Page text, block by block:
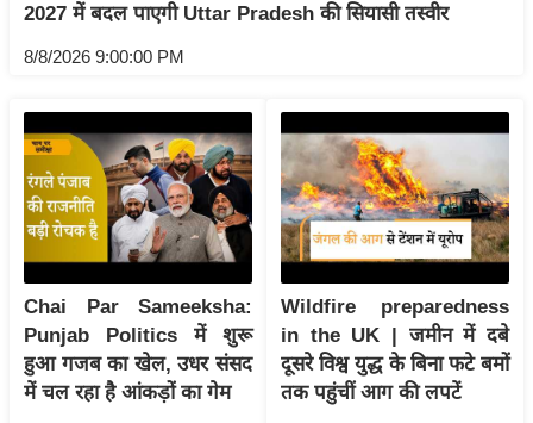
वि
शे
ज्ञ
रा
य
ब
ज
खे
ल
क्रि
2027 में बदल पाएगी Uttar Pradesh की सियासी तस्वीर
8/8/2026 9:00:00 PM
Chai Par Sameeksha:
Punjab Politics में शुरू
हुआ गजब का खेल, उधर संसद
में चल रहा है आंकड़ों का गेम
Wildfire preparedness
in the UK | जमीन में दबे
दूसरे विश्व युद्ध के बिना फटे बमों
तक पहुंचीं आग की लपटें